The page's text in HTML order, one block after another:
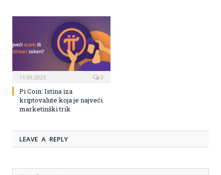
11.09.2023 0
Pi Coin: Istina iza
kriptovalute koja je najveći
marketinški trik
LEAVE A REPLY